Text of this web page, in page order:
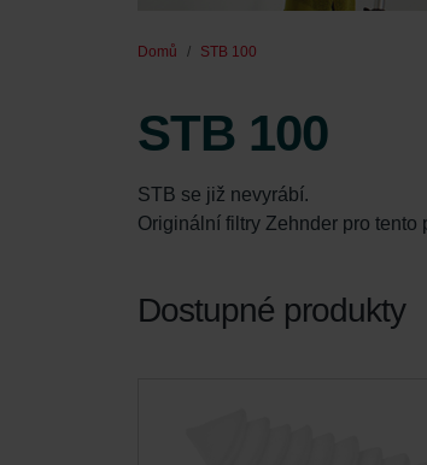
Domů STB 100
STB 100
STB se již nevyrábí.
Originální filtry Zehnder pro tento
Dostupné produkty